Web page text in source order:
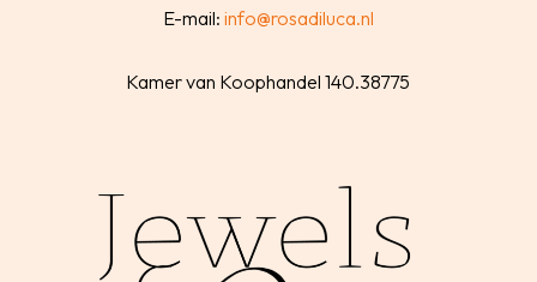
E-mail: info@rosadiluca.nl
Kamer van Koophandel 140.38775